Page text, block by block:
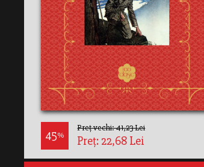
45%
Preț vechi: 41,23 Lei
Preț: 22,68 Lei